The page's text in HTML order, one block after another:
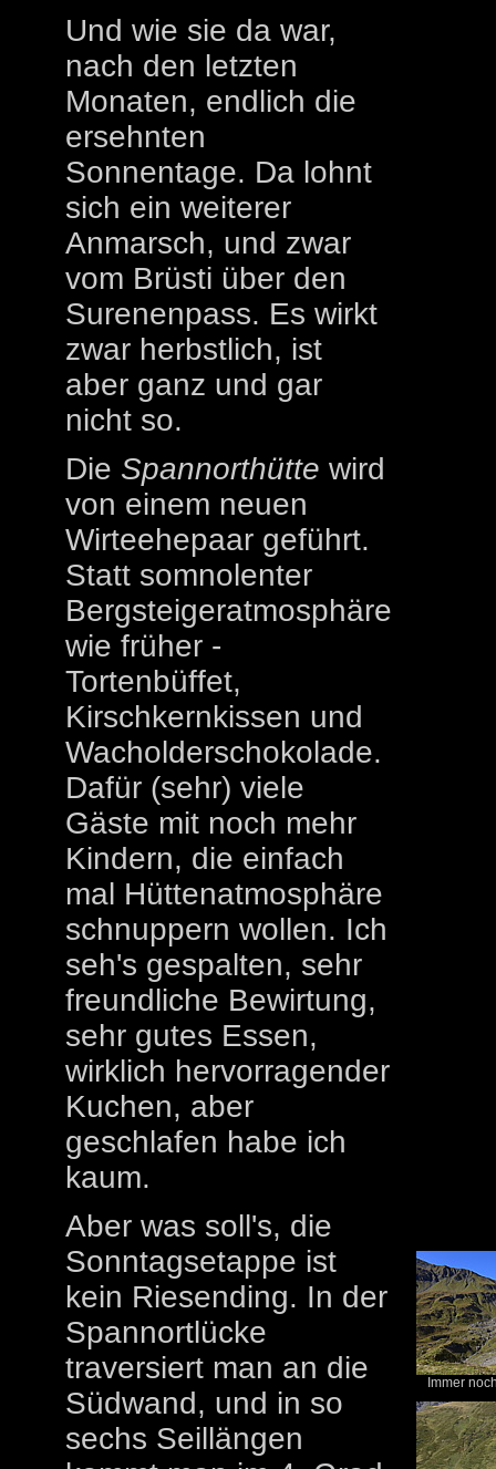
Und wie sie da war,
nach den letzten
Monaten, endlich die
ersehnten
Sonnentage. Da lohnt
sich ein weiterer
Anmarsch, und zwar
vom Brüsti über den
Surenenpass. Es wirkt
zwar herbstlich, ist
aber ganz und gar
nicht so.
Die Spannorthütte wird
von einem neuen
Wirteehepaar geführt.
Statt somnolenter
Bergsteigeratmosphäre
wie früher -
Tortenbüffet,
Kirschkernkissen und
Wacholderschokolade.
Dafür (sehr) viele
Gäste mit noch mehr
Kindern, die einfach
mal Hüttenatmosphäre
schnuppern wollen. Ich
seh's gespalten, sehr
freundliche Bewirtung,
sehr gutes Essen,
wirklich hervorragender
Kuchen, aber
geschlafen habe ich
kaum.
Aber was soll's, die
Sonntagsetappe ist
kein Riesending. In der
Spannortlücke
traversiert man an die
Südwand, und in so
sechs Seillängen
Immer